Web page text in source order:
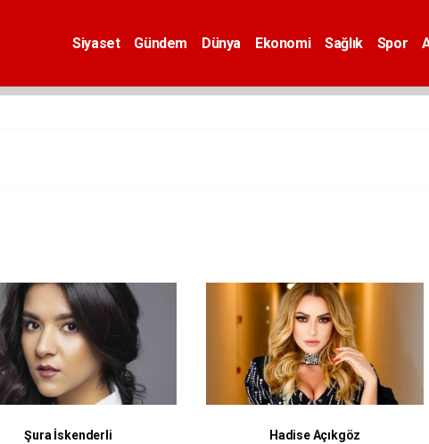
Siyaset Gündem Dünya Ekonomi Sağlık Spor
Şura İskenderli Hadise Açıkgöz